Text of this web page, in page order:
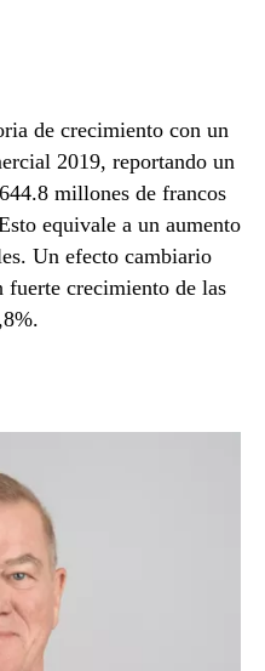
de crecimiento con un
2019, reportando un
millones de francos
equivale a un aumento
Un efecto cambiario
crecimiento de las